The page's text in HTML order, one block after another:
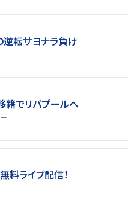
転サヨナラ負け
籍でリバプールへ
料ライブ配信！